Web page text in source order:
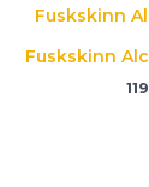
Fuskskinn